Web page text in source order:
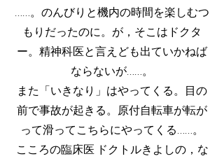
……。のんびりと機内の時間を楽しむつ
もりだったのに。が，そこはドクタ
ー。精神科医と言えども出ていかねば
ならないが……。
また「いきなり」はやってくる。目の
前で事故が起きる。原付自転車が転が
って滑ってこちらにやってくる……。
こころの臨床医 ドクトルきよしの，な